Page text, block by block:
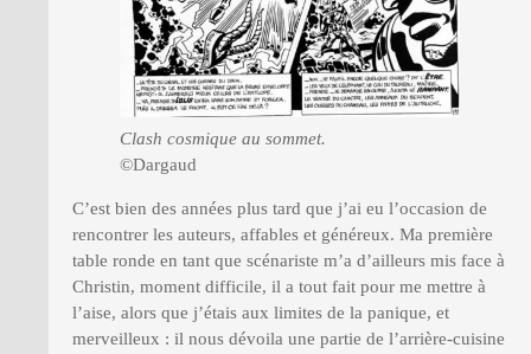
Clash cosmique au sommet.
©Dargaud
C’est bien des années plus tard que j’ai eu l’occasion de
rencontrer les auteurs, affables et généreux. Ma première
table ronde en tant que scénariste m’a d’ailleurs mis face à
Christin, moment difficile, il a tout fait pour me mettre à
l’aise, alors que j’étais aux limites de la panique, et
merveilleux : il nous dévoila une partie de l’arrière-cuisine